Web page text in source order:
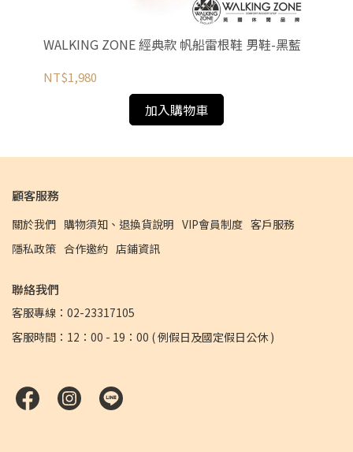
WALKING ZONE 經典款 帆船雷根鞋 男鞋-黑藍
NT$1,980
加入購物車
顧客服務
關於我們 購物須知、退換貨說明 VIP會員制度 客戶服務
隱私政策 合作邀約 店鋪資訊
聯絡我們
客服專線：02-23317105
客服時間：12：00 - 19：00 ( 例假日及國定假日公休 )